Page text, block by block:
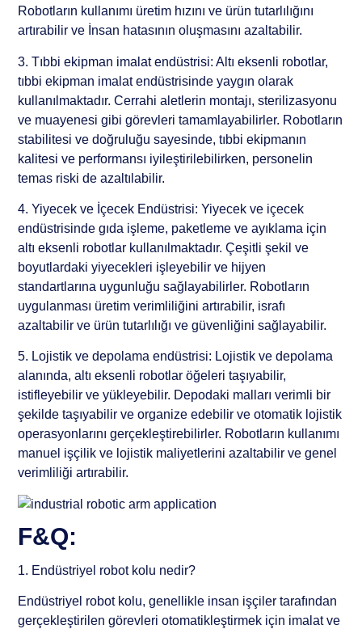
Robotların kullanımı üretim hızını ve ürün tutarlılığını
artırabilir ve İnsan hatasının oluşmasını azaltabilir.
3. Tıbbi ekipman imalat endüstrisi: Altı eksenli robotlar,
tıbbi ekipman imalat endüstrisinde yaygın olarak
kullanılmaktadır. Cerrahi aletlerin montajı, sterilizasyonu
ve muayenesi gibi görevleri tamamlayabilirler. Robotların
stabilitesi ve doğruluğu sayesinde, tıbbi ekipmanın
kalitesi ve performansı iyileştirilebilirken, personelin
temas riski de azaltılabilir.
4. Yiyecek ve İçecek Endüstrisi: Yiyecek ve içecek
endüstrisinde gıda işleme, paketleme ve ayıklama için
altı eksenli robotlar kullanılmaktadır. Çeşitli şekil ve
boyutlardaki yiyecekleri işleyebilir ve hijyen
standartlarına uygunluğu sağlayabilirler. Robotların
uygulanması üretim verimliliğini artırabilir, israfı
azaltabilir ve ürün tutarlılığı ve güvenliğini sağlayabilir.
5. Lojistik ve depolama endüstrisi: Lojistik ve depolama
alanında, altı eksenli robotlar öğeleri taşıyabilir,
istifleyebilir ve yükleyebilir. Depodaki malları verimli bir
şekilde taşıyabilir ve organize edebilir ve otomatik lojistik
operasyonlarını gerçekleştirebilirler. Robotların kullanımı
manuel işçilik ve lojistik maliyetlerini azaltabilir ve genel
verimliliği artırabilir.
F&Q:
1. Endüstriyel robot kolu nedir?
Endüstriyel robot kolu, genellikle insan işçiler tarafından
gerçekleştirilen görevleri otomatikleştirmek için imalat ve